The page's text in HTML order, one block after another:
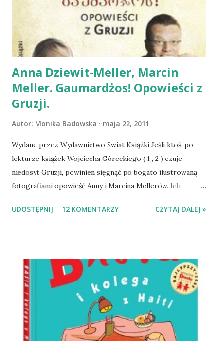
krowie i młodym czytelnikom, bo gdyby nie on, to skąd by
było wiadome jaki ograniczenia nakłada na nas rozsądek,
społeczeństwo, czy stereotypowe twierdzenia. Gdyby nie
obecność Pana Wrony, Mama Mu nie byłaby tak intrygująca.
Jednocześnie, gdy...
Anna Dziewit-Meller, Marcin
Meller. Gaumardżos! Opowieści z
Gruzji.
Autor: Monika Badowska maja 22, 2011
Wydane przez Wydawnictwo Świat Książki Jeśli ktoś, po
lekturze książek Wojciecha Góreckiego ( 1 , 2 ) czuje
niedosyt Gruzji, powinien sięgnąć po bogato ilustrowaną
fotografiami opowieść Anny i Marcina Mellerów. Ich
piszą o nich udanie, to i lektura jest przyjemną. Nawet
obserwacjom dotyczącym roli kobiet w społeczeństwie
macho, jej mąż dostrzega frywolniejszą stronę spotkań
przy stole. Obydwoje zgłębiają kulinaria, opisują
przygotowania do własnego ślubu, która to ceremonia
odbyła się w Tibilisi, przedstawiają sposób podróżowania
po kraju i jego polityczno-historyczne uwarunkowania.
UDOSTĘPNIJ 12 KOMENTARZY CZYTAJ DALEJ »